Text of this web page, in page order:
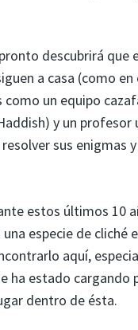
descubrirá que
a casa (como
un equipo
y un
sus enigmas
estos últimos 10
especie de cliché
aquí,
estado cargando
dentro de ésta.